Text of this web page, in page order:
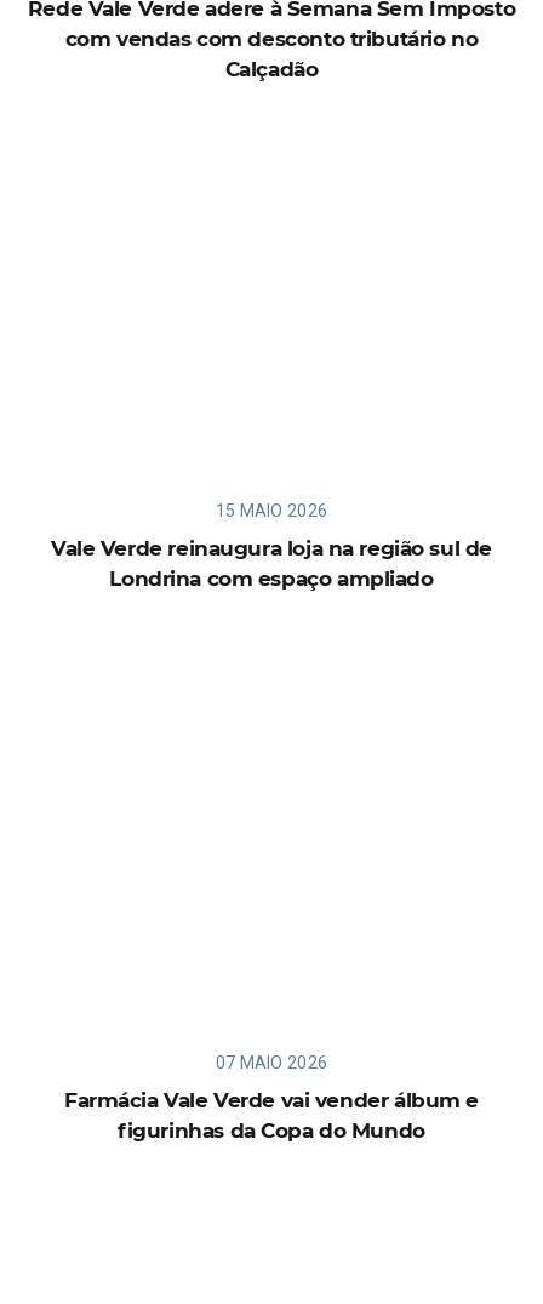
Rede Vale Verde adere à Semana Sem Imposto
com vendas com desconto tributário no
Calçadão
15 MAIO 2026
Vale Verde reinaugura loja na região sul de
Londrina com espaço ampliado
07 MAIO 2026
Farmácia Vale Verde vai vender álbum e
figurinhas da Copa do Mundo